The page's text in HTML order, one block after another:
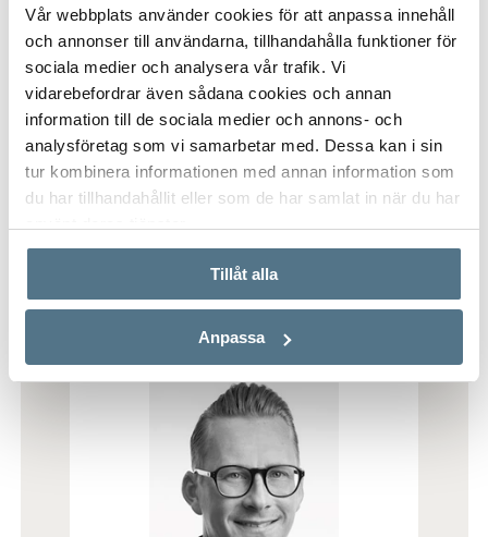
Vår webbplats använder cookies för att anpassa innehåll
och annonser till användarna, tillhandahålla funktioner för
sociala medier och analysera vår trafik. Vi
vidarebefordrar även sådana cookies och annan
information till de sociala medier och annons- och
analysföretag som vi samarbetar med. Dessa kan i sin
tur kombinera informationen med annan information som
du har tillhandahållit eller som de har samlat in när du har
Tillåt alla
Anpassa
ABOUT ROJALES – CIUDAD QUESADA
VISA INNEHÅLL
RESPONSIBLE AGENT